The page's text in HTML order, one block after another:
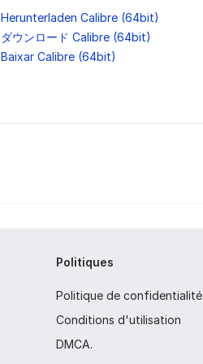
Herunterladen Calibre (64bit)
ダウンロード Calibre (64bit)
Baixar Calibre (64bit)
Politiques
Politique de confidentialité
Conditions d'utilisation
DMCA.